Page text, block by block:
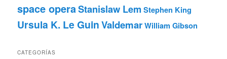
space operaStanislaw Lem Stephen King
Ursula K. Le GuinValdemarWilliam Gibson
CATEGORÍAS